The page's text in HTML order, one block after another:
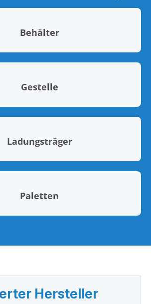
Behälter
Gestelle
Ladungsträger
Paletten
Hersteller